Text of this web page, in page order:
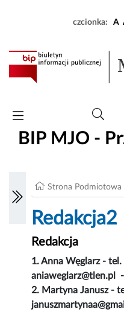
czcionka: A
BIP MJO -
Strona Podmiotowa
Redakcja2
Redakcja
1.Anna Węglarz -
aniaweglarz@tlen.pl
2. Martyna Janusz -